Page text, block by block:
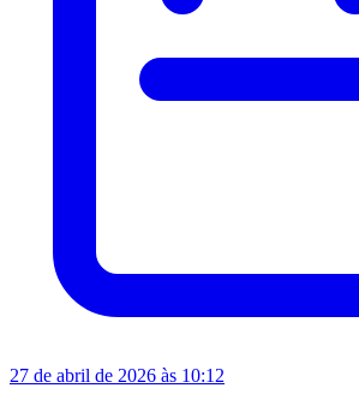
27 de abril de 2026 às 10:12